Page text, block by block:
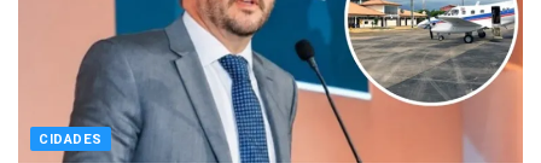
CIDADES